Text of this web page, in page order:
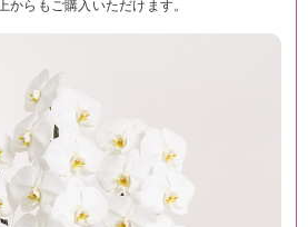
からもご購入いただけます。